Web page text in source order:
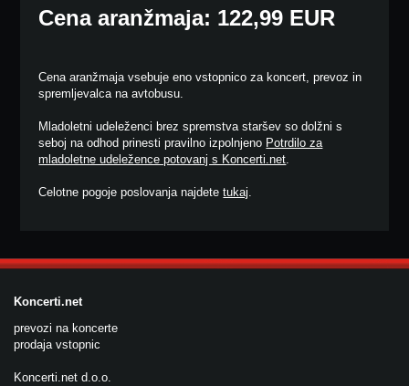
Cena aranžmaja: 122,99 EUR
Cena aranžmaja vsebuje eno vstopnico za koncert, prevoz in
spremljevalca na avtobusu.
Mladoletni udeleženci brez spremstva staršev so dolžni s
seboj na odhod prinesti pravilno izpolnjeno Potrdilo za
mladoletne udeležence potovanj s Koncerti.net.
Celotne pogoje poslovanja najdetetukaj.
Koncerti.net
prevozi na koncerte
prodaja vstopnic
Koncerti.net d.o.o.